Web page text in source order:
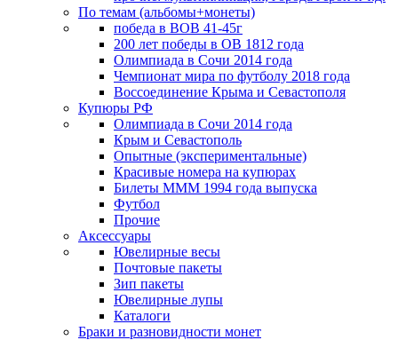
По темам (альбомы+монеты)
победа в ВОВ 41-45г
200 лет победы в ОВ 1812 года
Олимпиада в Сочи 2014 года
Чемпионат мира по футболу 2018 года
Воссоединение Крыма и Севастополя
Купюры РФ
Олимпиада в Сочи 2014 года
Крым и Севастополь
Опытные (экспериментальные)
Красивые номера на купюрах
Билеты МММ 1994 года выпуска
Футбол
Прочие
Аксессуары
Ювелирные весы
Почтовые пакеты
Зип пакеты
Ювелирные лупы
Каталоги
Браки и разновидности монет